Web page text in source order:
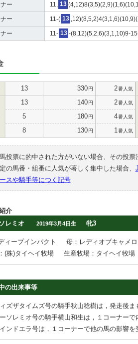
ー 11, 13
ー 11-( 13
ー 11- 13 -(8,12)(5,2,6)(3,1,10)9-
13 330円 2番人気
13 140円 2番人気
5 180円 4番人気
8 130円 1 番人気
投票に的中された方がいない場合、その投
の馬番・組番に人気が著しく集中した場合、
スや騎手等につく記号
介
レミオ
2019年3月4日生 牝3
ィープインパクト
母：レディオブキャメ
(株)タイヘイ牧場
生産牧場：タイヘイ牧場
の出来事等
ズザタイムズ号の騎手秋山稔樹は，発走後
ソレミオ号の騎手横山和生は，１コーナー
ンドエラ号は，１コーナーで他の馬の影響